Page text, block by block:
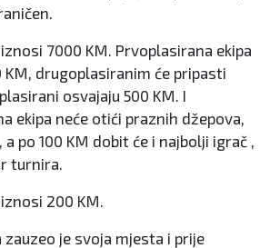
7000 KM. Prvoplasirana ekipa
KM, drugoplasiranim će pripasti
osvajaju 500 KM. I
ekipa neće otići praznih džepova,
po 100 KM dobit će i najbolji igrač ,
turnira.
200 KM.
zauzeo je svoja mjesta i prije